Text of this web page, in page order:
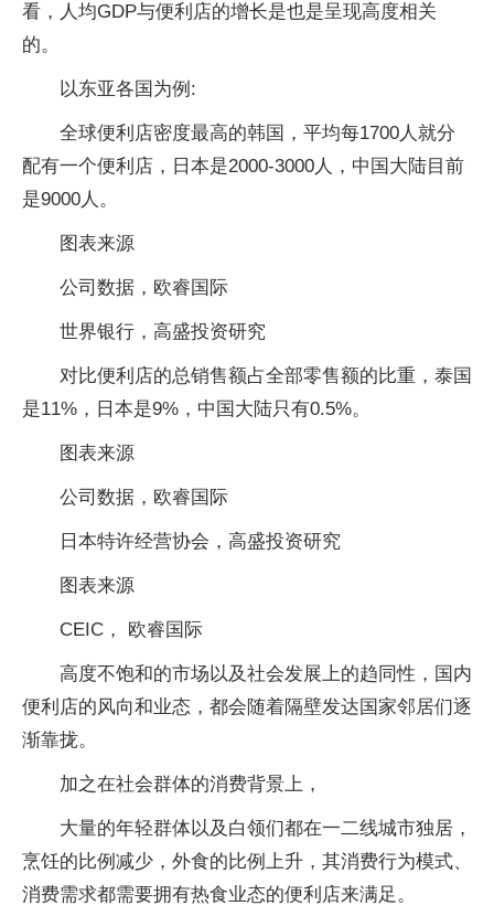
看，人均GDP与便利店的增长是也是呈现高度相关
的。
以东亚各国为例:
全球便利店密度最高的韩国，平均每1700人就分
配有一个便利店，日本是2000-3000人，中国大陆目前
是9000人。
图表来源
公司数据，欧睿国际
世界银行，高盛投资研究
对比便利店的总销售额占全部零售额的比重，泰国
是11%，日本是9%，中国大陆只有0.5%。
图表来源
公司数据，欧睿国际
日本特许经营协会，高盛投资研究
图表来源
CEIC， 欧睿国际
高度不饱和的市场以及社会发展上的趋同性，国内
便利店的风向和业态，都会随着隔壁发达国家邻居们逐
渐靠拢。
加之在社会群体的消费背景上，
大量的年轻群体以及白领们都在一二线城市独居，
烹饪的比例减少，外食的比例上升，其消费行为模式、
消费需求都需要拥有热食业态的便利店来满足。